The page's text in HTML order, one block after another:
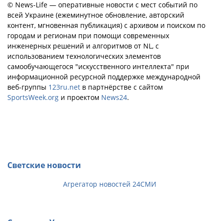
© News-Life — оперативные новости с мест событий по
всей Украине (ежеминутное обновление, авторский
контент, мгновенная публикация) с архивом и поиском по
городам и регионам при помощи современных
инженерных решений и алгоритмов от NL, с
использованием технологических элементов
самообучающегося "искусственного интеллекта" при
информационной ресурсной поддержке международной
веб-группы 123ru.net в партнёрстве с сайтом
SportsWeek.org и проектом News24.
Светские новости
Агрегатор новостей 24СМИ